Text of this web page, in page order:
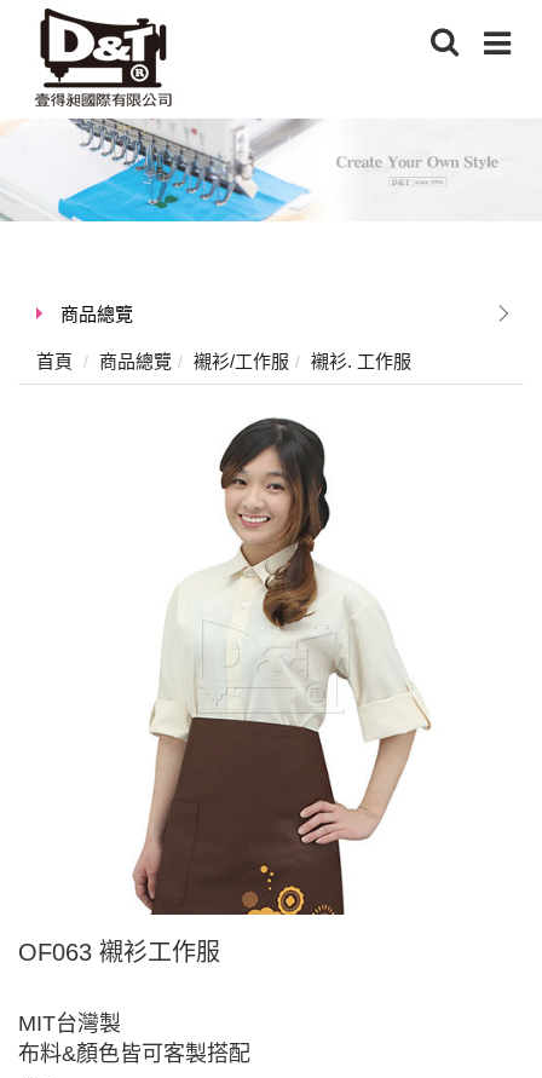
商品總覽
首頁 商品總覽 襯衫/工作服 襯衫. 工作服
OF063 襯衫工作服
MIT台灣製
布料&顏色皆可客製搭配